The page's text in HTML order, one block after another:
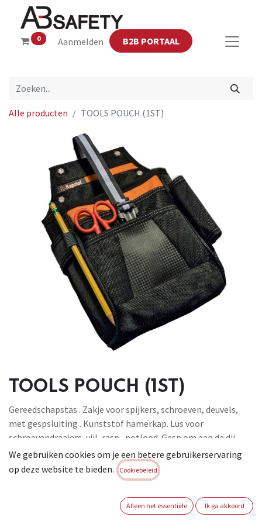
0 Aanmelden B2B PORTAAL
Alle producten TOOLS POUCH (1ST)
TOOLS POUCH (1ST)
Gereedschapstas . Zakje voor spijkers, schroeven, deuvels,
met gespsluiting . Kunststof hamerkap. Lus voor
schroevendraaiers, vijl, rasp , potlood. Gesp om aan de dij
vast te haken om beweging tijdens gebruik te beperken.
Lus voor riem. Materiaal : polyester
Login of registreer om verder te
We gebruiken cookies om je een betere gebruikerservaring
op deze website te bieden.
Cookiebeleid
Alleen het essentiële Ik ga akkoord